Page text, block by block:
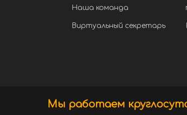
Наша команда
Виртуальный секретарь
Мы работаем